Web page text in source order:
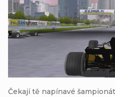
Čekají tě napínavé